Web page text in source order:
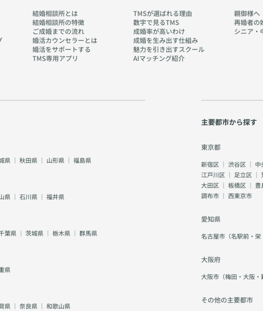
結婚相談所とは
結婚相談所の特徴
ご成婚までの流れ
婚活カウンセラーとは
婚活をサポートする
TMS専用アプリ
TMSが選ばれる理由
数字で見るTMS
成婚率が高いわけ
成婚を生み出す仕組み
魅力を引き出すスクール
AIマッチング紹介
親御様へ
再婚者の
シニア・
県 ｜ 秋田県 ｜ 山形県 ｜ 福島県
県 ｜ 石川県 ｜ 福井県
葉県 ｜ 茨城県 ｜ 栃木県 ｜ 群馬県
県
県 ｜ 奈良県 ｜ 和歌山県
主要都市から探す
東京都
新宿区 ｜ 渋谷区 ｜ 中
江戸川区 ｜ 足立区 ｜
大田区 ｜ 板橋区 ｜ 豊
調布市 ｜ 西東京市
愛知県
名古屋市（名駅前・栄
大阪府
大阪市（梅田・大阪・
その他の主要都市